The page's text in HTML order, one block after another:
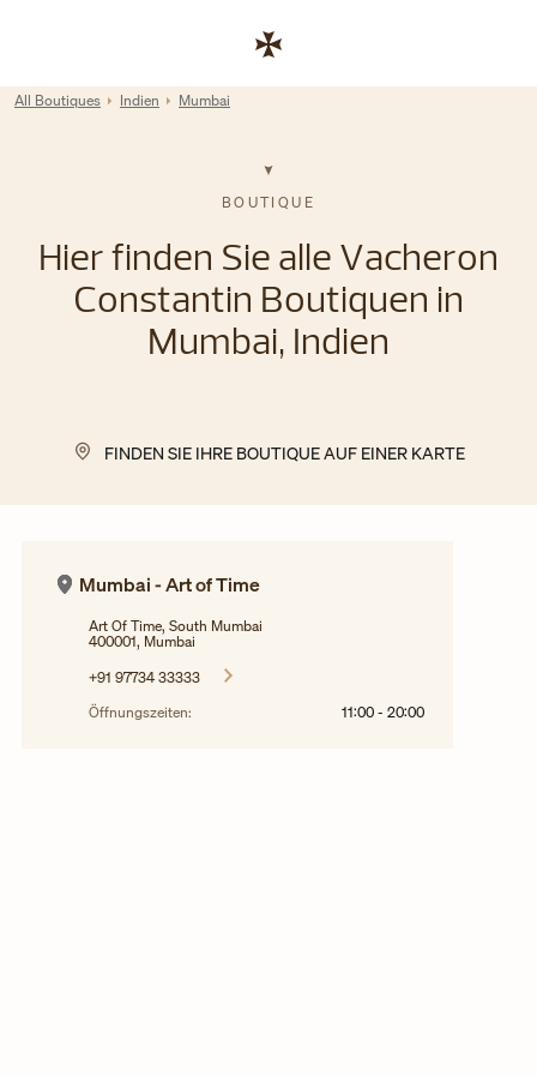
Link zur Unternehmenswebsite
Return to Nav
All Boutiques Indien Mumbai
BOUTIQUE
Hier finden Sie alle Vacheron
Constantin Boutiquen in
Mumbai, Indien
FINDEN SIE IHRE BOUTIQUE AUF EINER KARTE
Mumbai - Art of Time
Art Of Time, South Mumbai
400001, Mumbai
+91 97734 33333
Öffnungszeiten:
11:00 - 20:00